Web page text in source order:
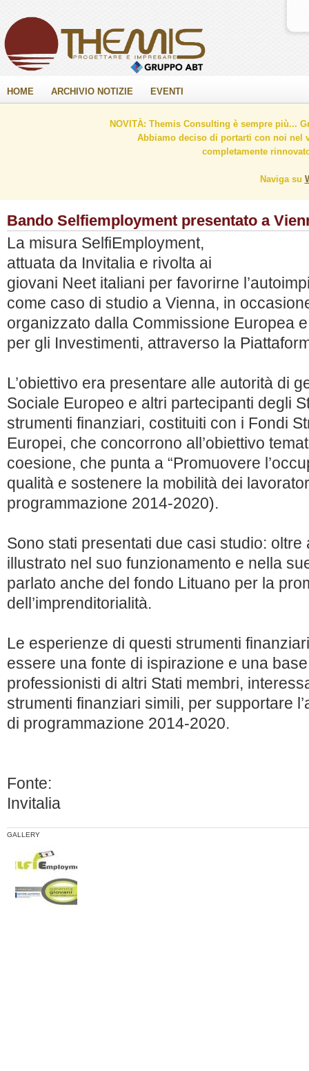
HOME ARCHIVIO NOTIZIE EVENTI
NOVITÀ: Themis Consulting è sempre più...
Abbiamo deciso di portarti con noi nel
completamente
Naviga su
Bando Selfiemployment presentato a
La misura SelfiEmployment,
attuata da Invitalia e rivolta ai
giovani Neet italiani per favorirne
come caso di studio a Vienna, in
organizzato dalla Commissione Europea
per gli Investimenti, attraverso la
L’obiettivo era presentare alle autorità di
Sociale Europeo e altri partecipanti degli
strumenti finanziari, costituiti con i Fondi
Europei, che concorrono all’obiettivo
coesione, che punta a “Promuovere
qualità e sostenere la mobilità dei
programmazione 2014-2020).
Sono stati presentati due casi studio: oltre
illustrato nel suo funzionamento e nella
parlato anche del fondo Lituano per la
dell’imprenditorialità.
Le esperienze di questi strumenti
essere una fonte di ispirazione e una
professionisti di altri Stati membri,
strumenti finanziari simili, per supportare
di programmazione 2014-2020.
Fonte:
Invitalia
GALLERY